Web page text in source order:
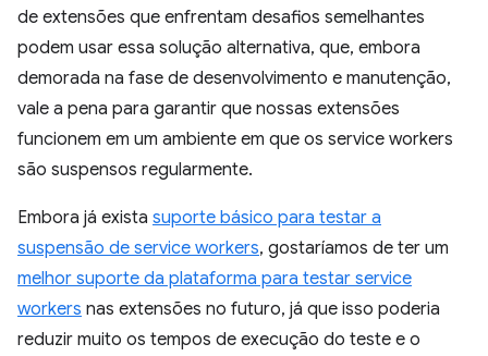
de extensões que enfrentam desafios semelhantes
podem usar essa solução alternativa, que, embora
demorada na fase de desenvolvimento e manutenção,
vale a pena para garantir que nossas extensões
funcionem em um ambiente em que os service workers
são suspensos regularmente.
Embora já exista suporte básico para testar a
suspensão de service workers, gostaríamos de ter um
melhor suporte da plataforma para testar service
workers nas extensões no futuro, já que isso poderia
reduzir muito os tempos de execução do teste e o